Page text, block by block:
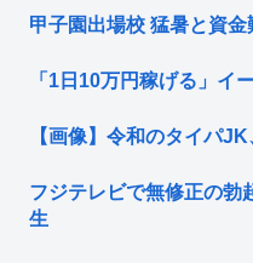
甲子園出場校 猛暑と資金
「1日10万円稼げる」イ
【画像】令和のタイパ
フジテレビで無修正の勃
生